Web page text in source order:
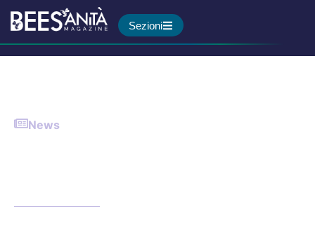
Sezioni
News